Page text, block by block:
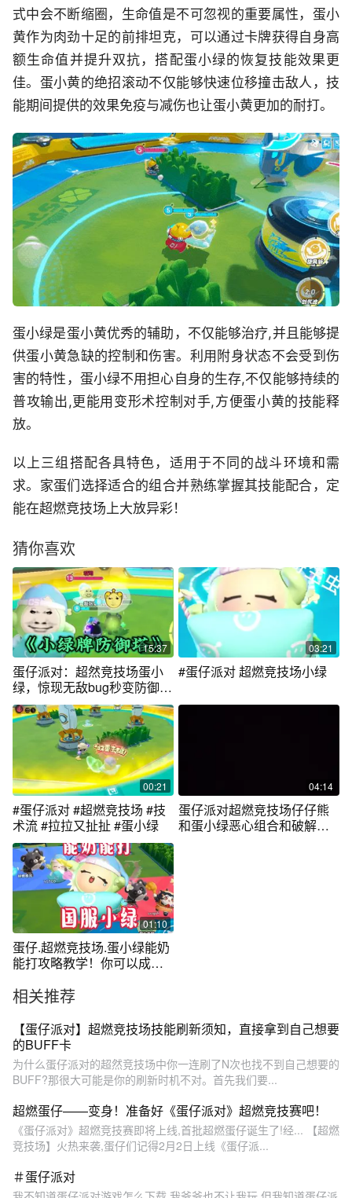
式中会不断缩圈，生命值是不可忽视的重要属性，蛋小
黄作为肉劲十足的前排坦克，可以通过卡牌获得自身高
额生命值并提升双抗，搭配蛋小绿的恢复技能效果更
佳。蛋小黄的绝招滚动不仅能够快速位移撞击敌人，技
能期间提供的效果免疫与减伤也让蛋小黄更加的耐打。
蛋小绿是蛋小黄优秀的辅助，不仅能够治疗,并且能够提
供蛋小黄急缺的控制和伤害。利用附身状态不会受到伤
害的特性，蛋小绿不用担心自身的生存,不仅能够持续的
普攻输出,更能用变形术控制对手,方便蛋小黄的技能释
放。
以上三组搭配各具特色，适用于不同的战斗环境和需
求。家蛋们选择适合的组合并熟练掌握其技能配合，定
能在超燃竞技场上大放异彩！
猜你喜欢
15:37
蛋仔派对：超然竞技场蛋小
绿，惊现无敌bug秒变防御
塔？
03:21
#蛋仔派对 超燃竞技场小绿
00:21
#蛋仔派对 #超燃竞技场 #技
术流 #拉拉又扯扯 #蛋小绿
04:14
蛋仔派对超燃竞技场仔仔熊
和蛋小绿恶心组合和破解之
01:10
蛋仔.超燃竞技场.蛋小绿能奶
能打攻略教学！你可以成为
相关推荐
【蛋仔派对】超燃竞技场技能刷新须知，直接拿到自己想要
的BUFF卡
为什么蛋仔派对的超然竞技场中你一连刷了N次也找不到自己想要的
BUFF?那很大可能是你的刷新时机不对。首先我们要...
超燃蛋仔——变身！准备好《蛋仔派对》超燃竞技赛吧！
《蛋仔派对》超燃竞技赛即将上线,首批超燃蛋仔诞生了!经... 【超燃
竞技场】火热来袭,蛋仔们记得2月2日上线《蛋仔派...
＃蛋仔派对